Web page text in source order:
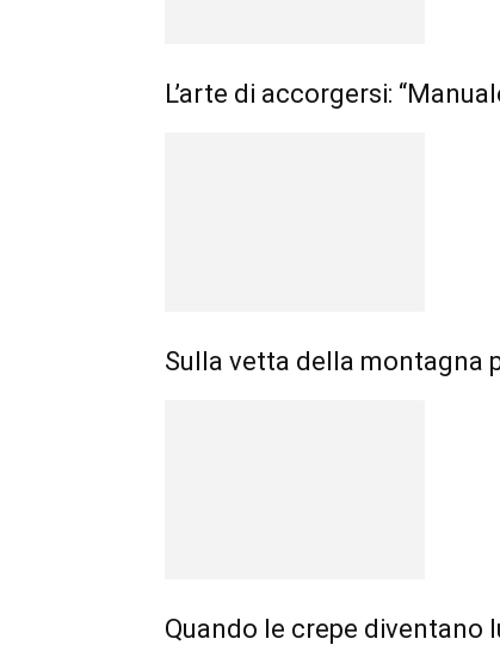
L’arte di accorgersi:
Sulla vetta della montagna
Quando le crepe diventano